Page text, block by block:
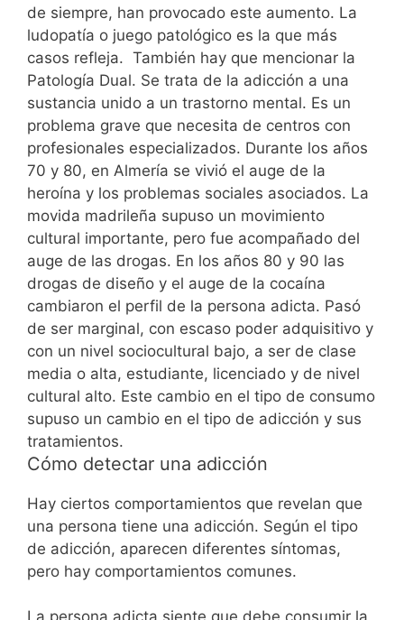
de siempre, han provocado este aumento. La
ludopatía o juego patológico es la que más
casos refleja. También hay que mencionar la
Patología Dual. Se trata de la adicción a una
sustancia unido a un trastorno mental. Es un
problema grave que necesita de centros con
profesionales especializados. Durante los años
70 y 80, en Almería se vivió el auge de la
heroína y los problemas sociales asociados. La
movida madrileña supuso un movimiento
cultural importante, pero fue acompañado del
auge de las drogas. En los años 80 y 90 las
drogas de diseño y el auge de la cocaína
cambiaron el perfil de la persona adicta. Pasó
de ser marginal, con escaso poder adquisitivo y
con un nivel sociocultural bajo, a ser de clase
media o alta, estudiante, licenciado y de nivel
cultural alto. Este cambio en el tipo de consumo
supuso un cambio en el tipo de adicción y sus
tratamientos.
Cómo detectar una adicción
Hay ciertos comportamientos que revelan que
una persona tiene una adicción. Según el tipo
de adicción, aparecen diferentes síntomas,
pero hay comportamientos comunes.